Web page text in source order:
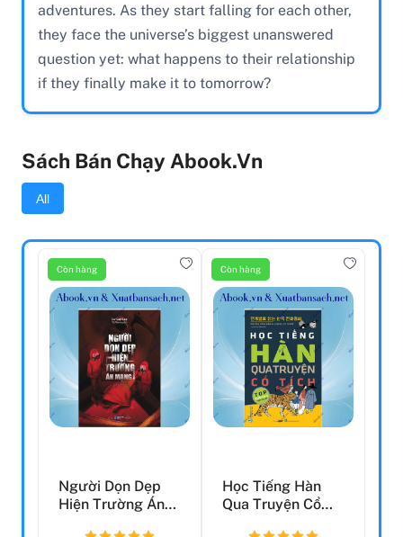
adventures. As they start falling for each other,
they face the universe’s biggest unanswered
question yet: what happens to their relationship
if they finally make it to tomorrow?
Sách Bán Chạy Abook.vn
All
Còn hàng
Người Dọn Dẹp
Hiện Trường Án
Còn hàng
Học Tiếng Hàn
Qua Truyện Cổ